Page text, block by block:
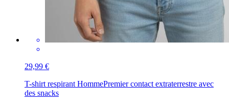
29,99 €
T-shirt respirant HommePremier contact extraterrestre avec
des snacks